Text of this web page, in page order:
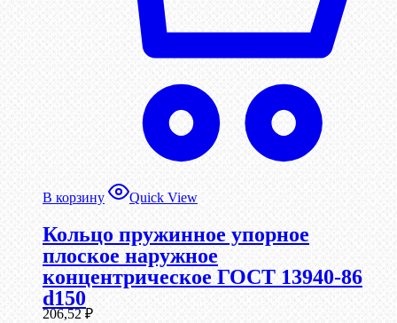
В корзину Quick View
Кольцо пружинное упорное
плоское наружное
концентрическое ГОСТ 13940-86
d150
206,52₽